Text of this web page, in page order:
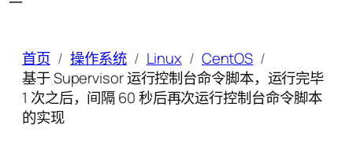
首页 操作系统 Linux
CentOS
基于 Supervisor 运行控制台命令脚本，运行完毕
1 次之后，间隔 60 秒后再次运行控制台命令脚本
的实现